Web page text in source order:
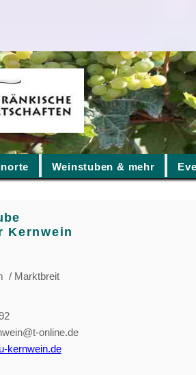
Weinstuben & mehr
Kernwein
/ Marktbreit
online.de
kernwein.de